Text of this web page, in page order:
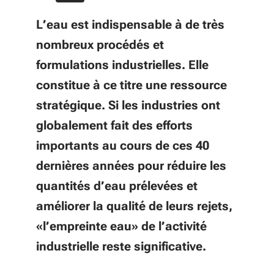
L’eau est indispensable à de très
nombreux procédés et
formulations industrielles. Elle
constitue à ce titre une ressource
stratégique. Si les industries ont
globalement fait des efforts
importants au cours de ces 40
dernières années pour réduire les
quantités d’eau prélevées et
améliorer la qualité de leurs rejets,
«l’empreinte eau» de l’activité
industrielle reste significative.